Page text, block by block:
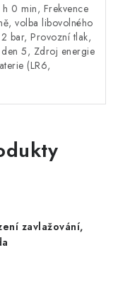
0 min, Frekvence
volba libovolného
bar, Provozní tlak,
5, Zdroj energie
(LR6,
zavlažování,